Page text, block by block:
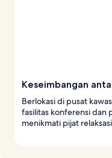
Keseimbangan
Berlokasi di pusat
fasilitas konferensi dan
menikmati pijat